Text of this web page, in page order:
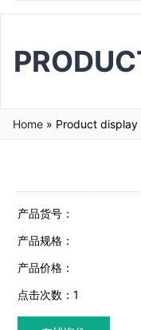
Home » Product display
产品货号：
产品规格：
产品价格：
点击次数：1